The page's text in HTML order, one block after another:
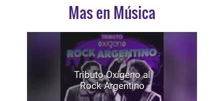
Mas en Música
Tributo Oxígeno al
Rock Argentino